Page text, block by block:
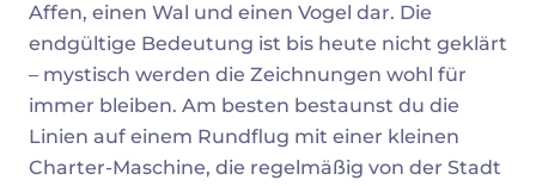
Affen, einen Wal und einen Vogel dar. Die
endgültige Bedeutung ist bis heute nicht geklärt
– mystisch werden die Zeichnungen wohl für
immer bleiben. Am besten bestaunst du die
Linien auf einem Rundflug mit einer kleinen
Charter-Maschine, die regelmäßig von der Stadt